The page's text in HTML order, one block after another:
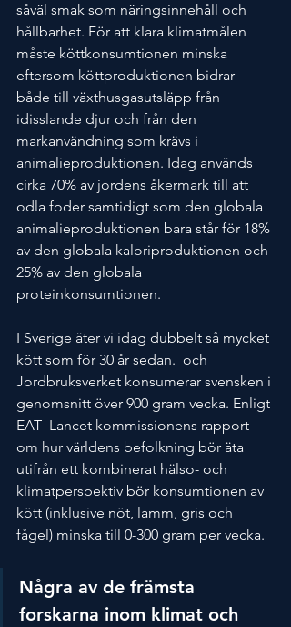
såväl smak som näringsinnehåll och
hållbarhet. För att klara klimatmålen
måste köttkonsumtionen minska
eftersom köttproduktionen bidrar
både till växthusgasutsläpp från
idisslande djur och från den
markanvändning som krävs i
animalieproduktionen. Idag används
cirka 70% av jordens åkermark till att
odla foder samtidigt som den globala
animalieproduktionen bara står för 18%
av den globala kaloriproduktionen och
25% av den globala
proteinkonsumtionen.
I Sverige äter vi idag dubbelt så mycket
kött som för 30 år sedan.  och
Jordbruksverket konsumerar svensken i
genomsnitt över 900 gram vecka. Enligt
EAT–Lancet kommissionens rapport
om hur världens befolkning bör äta
utifrån ett kombinerat hälso- och
klimatperspektiv bör konsumtionen av
kött (inklusive nöt, lamm, gris och
fågel) minska till 0-300 gram per vecka.
Några av de främsta
forskarna inom klimat och